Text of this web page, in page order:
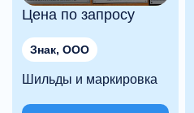
Цена по запросу
Знак, ООО
Шильды и маркировка